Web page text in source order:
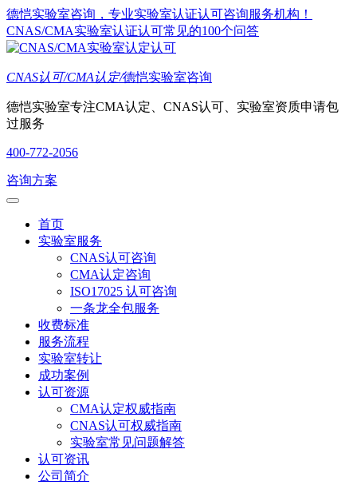
德恺实验室咨询，专业实验室认证认可咨询服务机构！
CNAS/CMA实验室认证认可常见的100个问答
CNAS认可/CMA认定/德恺实验室咨询
德恺实验室专注CMA认定、CNAS认可、实验室资质申请包
过服务
400-772-2056
咨询方案
首页
实验室服务
CNAS认可咨询
CMA认定咨询
ISO17025 认可咨询
一条龙全包服务
收费标准
服务流程
实验室转让
成功案例
认可资源
CMA认定权威指南
CNAS认可权威指南
实验室常见问题解答
认可资讯
公司简介